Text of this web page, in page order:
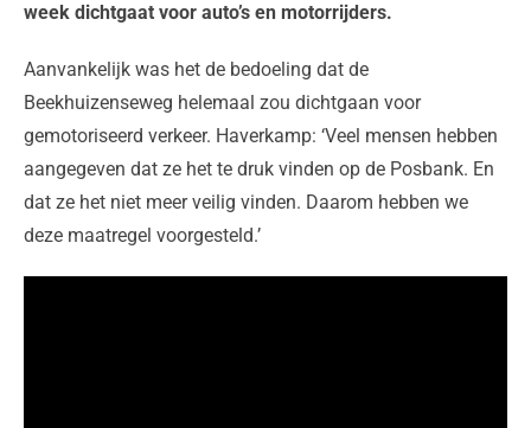
week dichtgaat voor auto’s en motorrijders.
Aanvankelijk was het de bedoeling dat de
Beekhuizenseweg helemaal zou dichtgaan voor
gemotoriseerd verkeer. Haverkamp: ‘Veel mensen hebben
aangegeven dat ze het te druk vinden op de Posbank. En
dat ze het niet meer veilig vinden. Daarom hebben we
deze maatregel voorgesteld.’